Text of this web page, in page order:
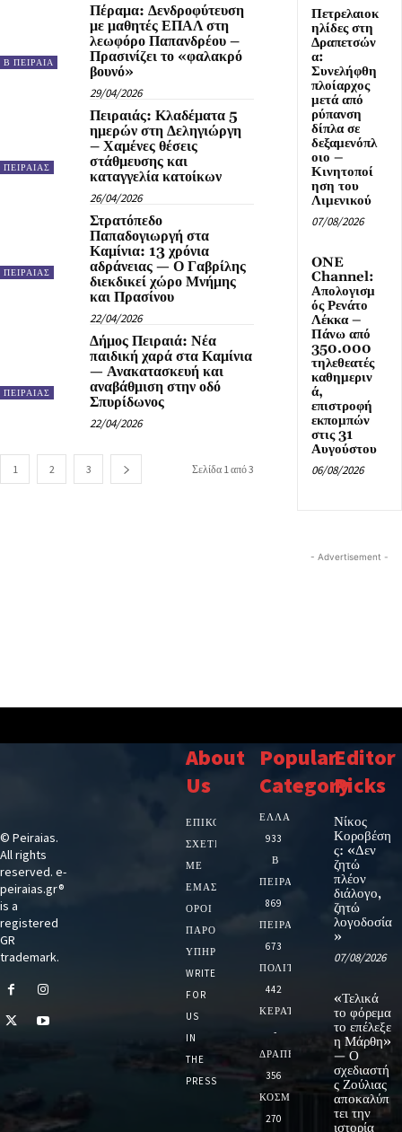
Β ΠΕΙΡΑΙΑ
Πέραμα: Δενδροφύτευση
με μαθητές ΕΠΑΛ στη
λεωφόρο Παπανδρέου –
Πρασινίζει το «φαλακρό
βουνό»
29/04/2026
ΠΕΙΡΑΙΑΣ
Πειραιάς: Κλαδέματα 5
ημερών στη Δεληγιώργη
– Χαμένες θέσεις
στάθμευσης και
καταγγελία κατοίκων
26/04/2026
ΠΕΙΡΑΙΑΣ
Στρατόπεδο
Παπαδογιωργή στα
Καμίνια: 13 χρόνια
αδράνειας — Ο Γαβρίλης
διεκδικεί χώρο Μνήμης
και Πρασίνου
22/04/2026
ΠΕΙΡΑΙΑΣ
Δήμος Πειραιά: Νέα
παιδική χαρά στα Καμίνια
— Ανακατασκευή και
αναβάθμιση στην οδό
Σπυρίδωνος
22/04/2026
1 2 3 Σελίδα 1 από 3
Πετρελαιοκ
ηλίδες στη
Δραπετσών
α:
Συνελήφθη
πλοίαρχος
μετά από
ρύπανση
δίπλα σε
δεξαμενόπλ
οιο –
Κινητοποί
ηση του
Λιμενικού
07/08/2026
ONE
Channel:
Απολογισμ
ός Ρενάτο
Λέκκα –
Πάνω από
350.000
τηλεθεατές
καθημεριν
ά,
επιστροφή
εκπομπών
στις 31
Αυγούστου
06/08/2026
- Advertisement -
© Peiraias.
All rights
reserved. e-
peiraias.gr®
is a
registered
GR
trademark.
About
Us
ΕΠΙΚΟΙΝΩΝΙΑ
ΣΧΕΤΙΚΆ
ΜΕ
ΕΜΆΣ
ΌΡΟΙ
ΠΑΡΟΧΉΣ
ΥΠΗΡΕΣΙΏΝ
WRITE
FOR
US
IN
THE
PRESS
Popular
Category
ΕΛΛΑΔΑ
933
Β
ΠΕΙΡΑΙΑ
869
ΠΕΙΡΑΙΑΣ
673
ΠΟΛΙΤΙΚΗ
442
ΚΕΡΑΤΣΙΝΙ
-
ΔΡΑΠΕΤΣΩΝΑ
356
ΚΟΣΜΟΣ
270
Editor
Picks
Νίκος
Κοροβέση
ς: «Δεν
ζητώ
πλέον
διάλογο,
ζητώ
λογοδοσία
»
07/08/2026
«Τελικά
το φόρεμα
το επέλεξε
η Μάρθη»
— Ο
σχεδιαστή
ς Ζούλιας
αποκαλύπ
τει την
ιστορία